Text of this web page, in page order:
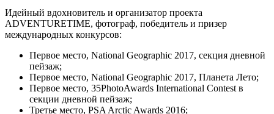
Идейный вдохновитель и организатор проекта
ADVENTURETIME, фотограф, победитель и призер
международных конкурсов:
Первое место, National Geographic 2017, секция дневной
пейзаж;
Первое место, National Geographic 2017, Планета Лето;
Первое место, 35PhotoAwards International Contest в
секции дневной пейзаж;
Третье место, PSA Arctic Awards 2016;